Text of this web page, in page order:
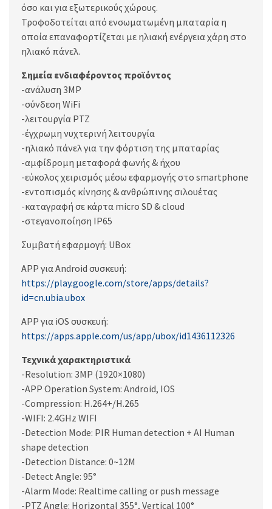
όσο και για εξωτερικούς χώρους.
Τροφοδοτείται από ενσωματωμένη μπαταρία η
οποία επαναφορτίζεται με ηλιακή ενέργεια χάρη στο
ηλιακό πάνελ.
Σημεία ενδιαφέροντος προϊόντος
-ανάλυση 3MP
-σύνδεση WiFi
-λειτουργία PTZ
-έγχρωμη νυχτερινή λειτουργία
-ηλιακό πάνελ για την φόρτιση της μπαταρίας
-αμφίδρομη μεταφορά φωνής & ήχου
-εύκολος χειρισμός μέσω εφαρμογής στο smartphone
-εντοπισμός κίνησης & ανθρώπινης σιλουέτας
-καταγραφή σε κάρτα micro SD & cloud
-στεγανοποίηση IP65
Συμβατή εφαρμογή: UBox
APP για Android συσκευή:
https://play.google.com/store/apps/details?
id=cn.ubia.ubox
APP για iOS συσκευή:
https://apps.apple.com/us/app/ubox/id1436112326
Τεχνικά χαρακτηριστικά
-Resolution: 3MP (1920×1080)
-APP Operation System: Android, IOS
-Compression: H.264+/H.265
-WIFI: 2.4GHz WIFI
-Detection Mode: PIR Human detection + AI Human
shape detection
-Detection Distance: 0~12M
-Detect Angle: 95°
-Alarm Mode: Realtime calling or push message
-PTZ Angle: Horizontal 355°, Vertical 100°